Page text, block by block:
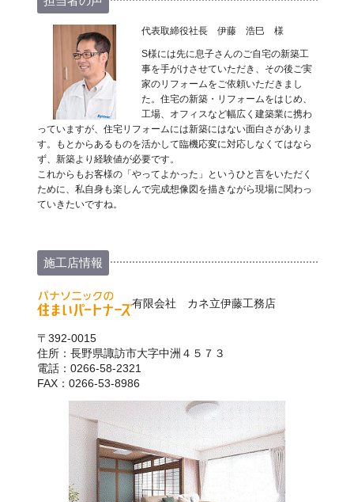
代表取締役社長 伊藤 浩巳 様
S様には先に息子さんのご自宅の新築工
事を手がけさせていただき、その後ご実
家のリフォームをご依頼いただきまし
た。住宅の新築・リフォームをはじめ、
工場、オフィスなど幅広く建築業に携わ
っていますが、住宅リフォームには新築にはない面白さがありま
す。もとからあるものを活かして臨機応変に対応しなくてはなら
ず、新築より経験値が必要です。
これからもお客様の「やってよかった」というひと言をいただく
ために、私自身も楽しんで完成想像図を描きながら現場に関わっ
ていきたいですね。
施工店情報
有限会社 カネ立伊藤工務店
〒392-0015
住所：長野県諏訪市大字中洲４５７３
電話：0266-58-2321
FAX：0266-53-8986